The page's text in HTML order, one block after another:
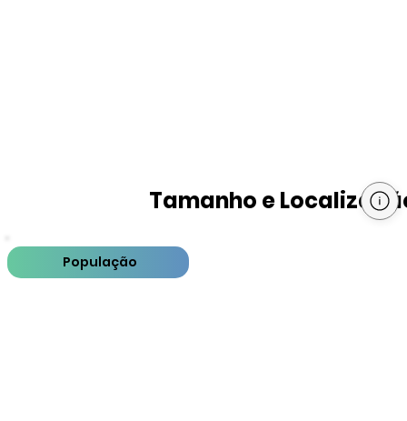
Tamanho e
População